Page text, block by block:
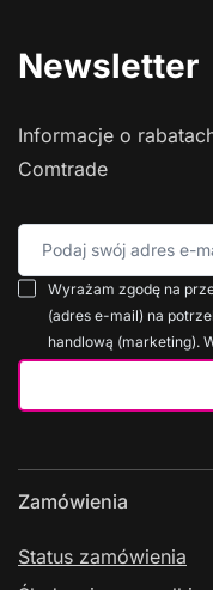
Newsletter
Informacje o
Comtrade
Podaj swój adres e-
Wyrażam zgodę na
(adres e-mail) na
handlową (marketing).
Zamówienia
Status zamówienia